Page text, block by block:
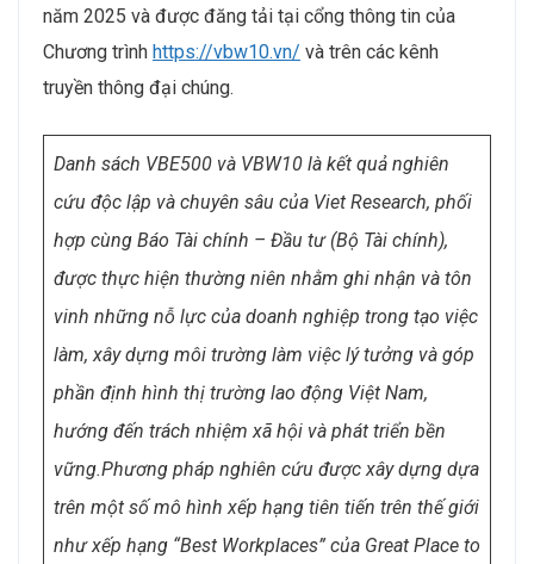
năm 2025 và được đăng tải tại cổng thông tin của
Chương trình https://vbw10.vn/ và trên các kênh
truyền thông đại chúng.
Danh sách VBE500 và VBW10 là kết quả nghiên
cứu độc lập và chuyên sâu của Viet Research, phối
hợp cùng Báo Tài chính – Đầu tư (Bộ Tài chính),
được thực hiện thường niên nhằm ghi nhận và tôn
vinh những nỗ lực của doanh nghiệp trong tạo việc
làm, xây dựng môi trường làm việc lý tưởng và góp
phần định hình thị trường lao động Việt Nam,
hướng đến trách nhiệm xã hội và phát triển bền
vững.Phương pháp nghiên cứu được xây dựng dựa
trên một số mô hình xếp hạng tiên tiến trên thế giới
như xếp hạng “Best Workplaces” của Great Place to